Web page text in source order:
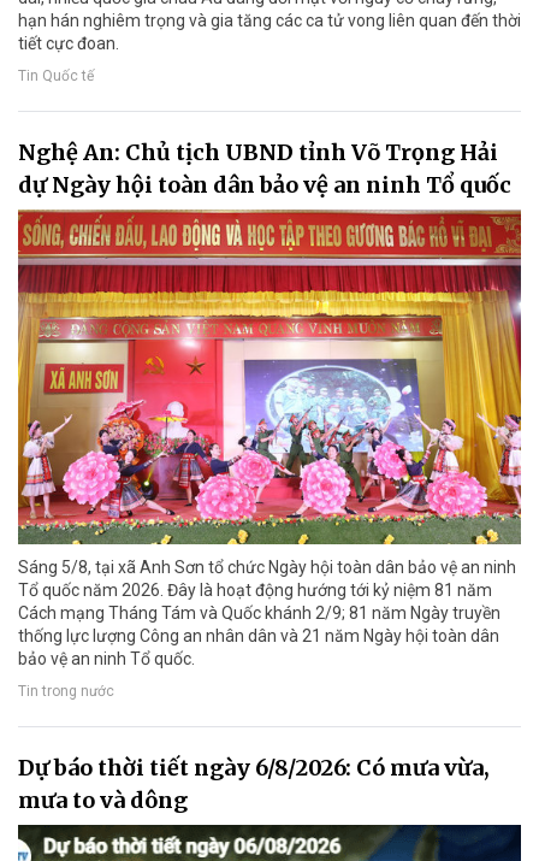
hạn hán nghiêm trọng và gia tăng các ca tử vong liên quan đến thời
tiết cực đoan.
Tin Quốc tế
Nghệ An: Chủ tịch UBND tỉnh Võ Trọng Hải
dự Ngày hội toàn dân bảo vệ an ninh Tổ quốc
Sáng 5/8, tại xã Anh Sơn tổ chức Ngày hội toàn dân bảo vệ an ninh
Tổ quốc năm 2026. Đây là hoạt động hướng tới kỷ niệm 81 năm
Cách mạng Tháng Tám và Quốc khánh 2/9; 81 năm Ngày truyền
thống lực lượng Công an nhân dân và 21 năm Ngày hội toàn dân
bảo vệ an ninh Tổ quốc.
Tin trong nước
Dự báo thời tiết ngày 6/8/2026: Có mưa vừa,
mưa to và dông